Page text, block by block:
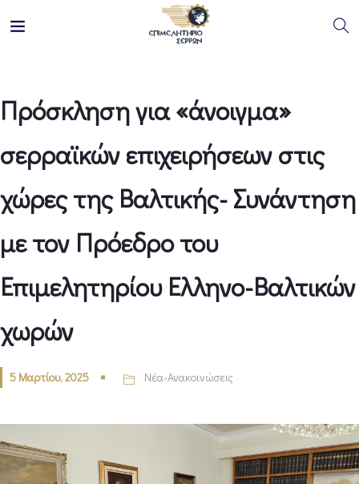
Πρόσκληση για «άνοιγμα»
σερραϊκών επιχειρήσεων στις
χώρες της Βαλτικής- Συνάντηση
με τον Πρόεδρο του
Επιμελητηρίου Ελληνο-Βαλτικών
χωρών
5 Μαρτίου, 2025 Νέα-Ανακοινώσεις